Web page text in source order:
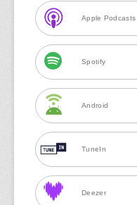
Apple Podcasts
Spotify
Android
TuneIn
Deezer